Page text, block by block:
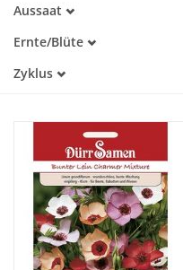
Katalog
Alte Sorte
Warmkeimer
Aussaat
April
Mai
August
Ernte/Blüte
Juli
September
Zyklus